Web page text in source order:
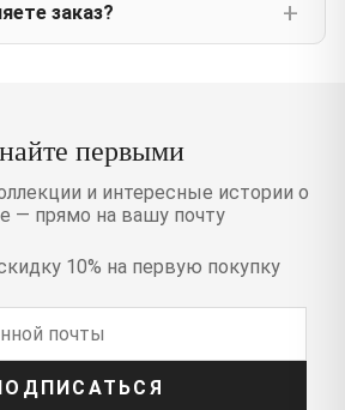
заказ?
первыми
и интересные истории о
— прямо на вашу почту
10% на первую покупку